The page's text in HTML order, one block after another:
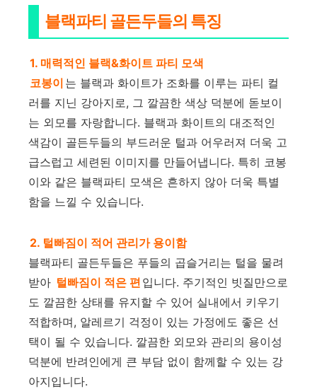
블랙파티 골든두들의 특징
1. 매력적인 블랙&화이트 파티 모색
코봉이 는 블랙과 화이트가 조화를 이루는 파티 컬
러를 지닌 강아지로, 그 깔끔한 색상 덕분에 돋보이
는 외모를 자랑합니다. 블랙과 화이트의 대조적인
색감이 골든두들의 부드러운 털과 어우러져 더욱 고
급스럽고 세련된 이미지를 만들어냅니다. 특히 코봉
이와 같은 블랙파티 모색은 흔하지 않아 더욱 특별
함을 느낄 수 있습니다.
2. 털빠짐이 적어 관리가 용이함
블랙파티 골든두들은 푸들의 곱슬거리는 털을 물려
받아 털빠짐이 적은 편 입니다. 주기적인 빗질만으로
도 깔끔한 상태를 유지할 수 있어 실내에서 키우기
적합하며, 알레르기 걱정이 있는 가정에도 좋은 선
택이 될 수 있습니다. 깔끔한 외모와 관리의 용이성
덕분에 반려인에게 큰 부담 없이 함께할 수 있는 강
아지입니다.